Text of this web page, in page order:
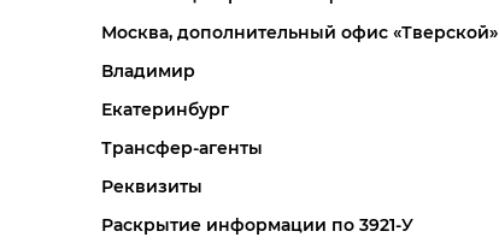
Москва, дополнительный офис «Тверской»
Владимир
Екатеринбург
Трансфер-агенты
Реквизиты
Раскрытие информации по 3921-У